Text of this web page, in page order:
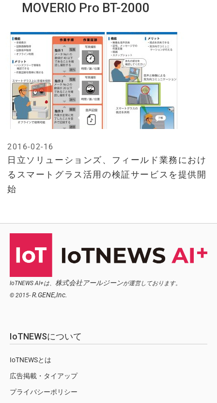
MOVERIO Pro BT-2000
日立ソリューションズ、フィールド業務におけ
るスマートグラス活用の検証サービスを提供開
始
2016-02-16
IoTNEWS AI+は、 株式会社アールジーンが運営しております。
© 2015- R.GENE,Inc.
IoTNEWSについて
IoTNEWSとは
広告掲載・タイアップ
プライバシーポリシー